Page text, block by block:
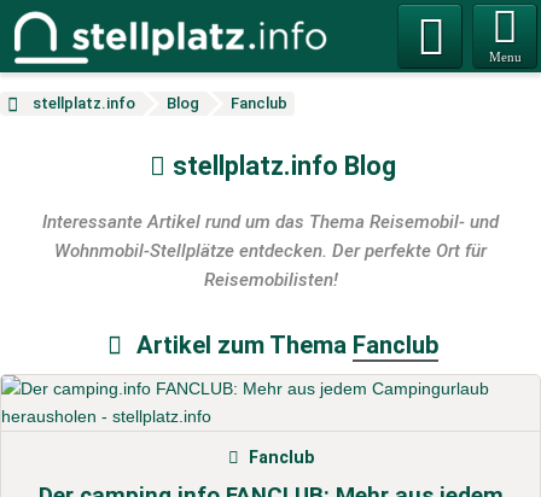
Menu
stellplatz.info Blog Fanclub
stellplatz.info Blog
Interessante Artikel rund um das Thema Reisemobil- und
Wohnmobil-Stellplätze entdecken. Der perfekte Ort für
Reisemobilisten!
Artikel zum Thema Fanclub
Fanclub